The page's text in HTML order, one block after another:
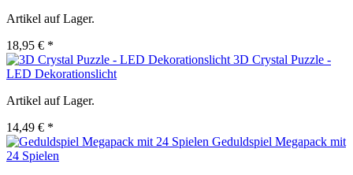
Artikel auf Lager.
18,95 € *
3D Crystal Puzzle -
LED Dekorationslicht
Artikel auf Lager.
14,49 € *
Geduldspiel Megapack mit
24 Spielen